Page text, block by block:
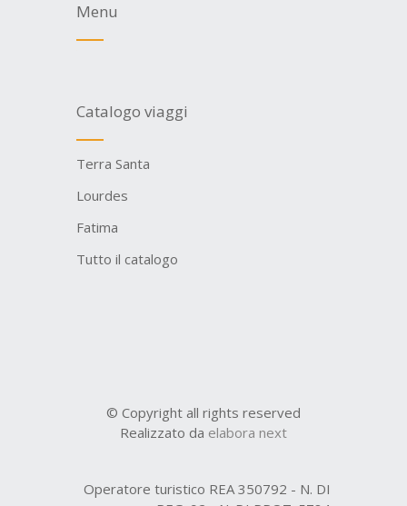
Menu
Catalogo viaggi
Terra Santa
Lourdes
Fatima
Tutto il catalogo
© Copyright all rights reserved
Realizzato da elabora next
Operatore turistico REA 350792 - N. DI